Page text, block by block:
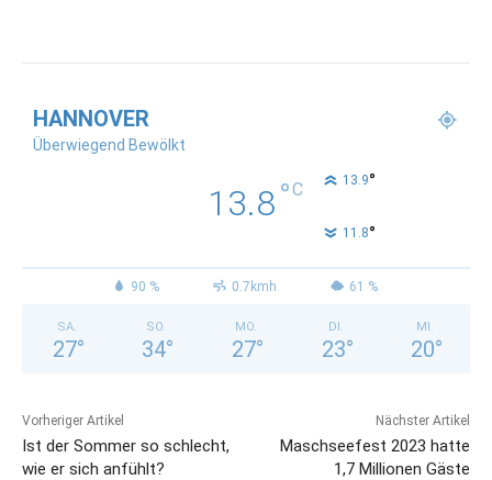
HANNOVER
Überwiegend Bewölkt
13.8°C 13.9°
11.8°
90 % 0.7kmh 61 %
SA.
27°
SO.
34°
MO.
27°
DI.
23°
MI.
20°
Vorheriger Artikel
Ist der Sommer so schlecht,
wie er sich anfühlt?
Nächster Artikel
Maschseefest 2023 hatte
1,7 Millionen Gäste